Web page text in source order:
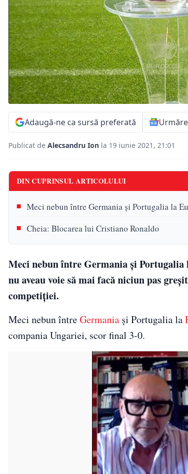
Adaugă-ne ca sursă preferată
Publicat de Alecsandru Ion la 19 iunie 2021, 21:01
DIN CUPRINSUL ARTICOLULUI
Meci nebun între Germania și Portugalia la
Cheia: Blocarea lui Cristiano Ronaldo
Meci nebun între Germania și
nu aveau voie să mai facă niciun pas
competiției.
Meci nebun întreGermania și Portugalia la
compania Ungariei, scor final 3-0.